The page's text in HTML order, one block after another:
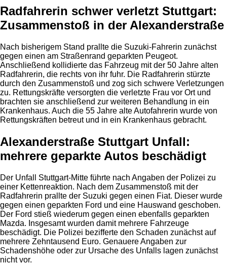
Radfahrerin schwer verletzt Stuttgart:
Zusammenstoß in der Alexanderstraße
Nach bisherigem Stand prallte die Suzuki-Fahrerin zunächst
gegen einen am Straßenrand geparkten Peugeot.
Anschließend kollidierte das Fahrzeug mit der 50 Jahre alten
Radfahrerin, die rechts von ihr fuhr. Die Radfahrerin stürzte
durch den Zusammenstoß und zog sich schwere Verletzungen
zu. Rettungskräfte versorgten die verletzte Frau vor Ort und
brachten sie anschließend zur weiteren Behandlung in ein
Krankenhaus. Auch die 55 Jahre alte Autofahrerin wurde von
Rettungskräften betreut und in ein Krankenhaus gebracht.
Alexanderstraße Stuttgart Unfall:
mehrere geparkte Autos beschädigt
Der Unfall Stuttgart-Mitte führte nach Angaben der Polizei zu
einer Kettenreaktion. Nach dem Zusammenstoß mit der
Radfahrerin prallte der Suzuki gegen einen Fiat. Dieser wurde
gegen einen geparkten Ford und eine Hauswand geschoben.
Der Ford stieß wiederum gegen einen ebenfalls geparkten
Mazda. Insgesamt wurden damit mehrere Fahrzeuge
beschädigt. Die Polizei bezifferte den Schaden zunächst auf
mehrere Zehntausend Euro. Genauere Angaben zur
Schadenshöhe oder zur Ursache des Unfalls lagen zunächst
nicht vor.